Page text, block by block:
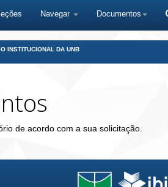
Navegar Documentos
INSTITUCIONAL DA UNB
de acordo com a sua solicitação.